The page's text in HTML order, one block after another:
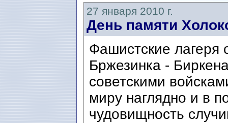
27 января 2010 г.
День памяти
Фашистские
Бржезинка -
советскими
миру наглядно и в
чудовищность